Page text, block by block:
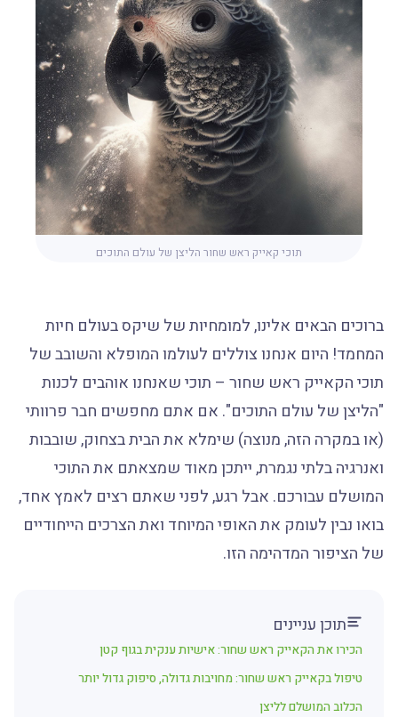
תוכי קאייק ראש שחור הליצן של עולם התוכים
ברוכים הבאים אלינו, למומחיות של שיקס בעולם חיות
המחמד! היום אנחנו צוללים לעולמו המופלא והשובב של
תוכי הקאייק ראש שחור – תוכי שאנחנו אוהבים לכנות
"הליצן של עולם התוכים". אם אתם מחפשים חבר פרוותי
(או במקרה הזה, מנוצה) שימלא את הבית בצחוק, שובבות
ואנרגיה בלתי נגמרת, ייתכן מאוד שמצאתם את התוכי
המושלם עבורכם. אבל רגע, לפני שאתם רצים לאמץ אחד,
בואו נבין לעומק את האופי המיוחד ואת הצרכים הייחודיים
של הציפור המדהימה הזו.
תוכן עניינים
הכירו את הקאייק ראש שחור: אישיות ענקית בגוף קטן
טיפול בקאייק ראש שחור: מחויבות גדולה, סיפוק גדול יותר
הכלוב המושלם לליצן